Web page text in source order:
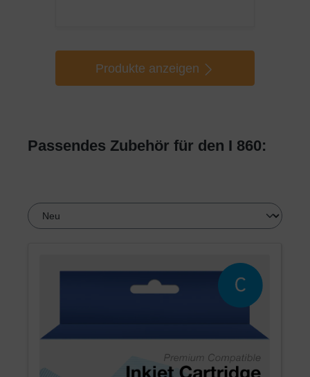
Produkte anzeigen
Passendes Zubehör für den I 860: